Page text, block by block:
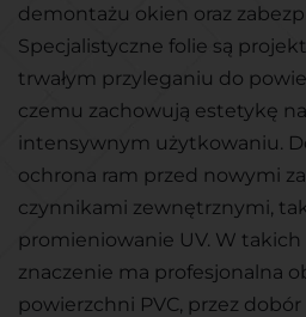
demontażu okien oraz
Specjalistyczne folie są
trwałym przyleganiu do
czemu zachowują estetykę
intensywnym użytkowaniu.
ochrona ram przed nowymi
czynnikami zewnętrznymi,
promieniowanie UV. W takich
znaczenie ma profesjonalna
powierzchni PVC, przez